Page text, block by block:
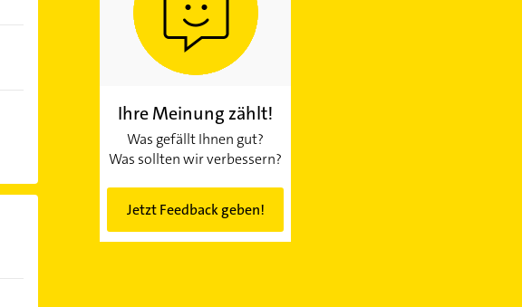
Ihre Meinung zählt!
Was gefällt Ihnen gut?
Was sollten wir verbessern?
Jetzt Feedback geben!